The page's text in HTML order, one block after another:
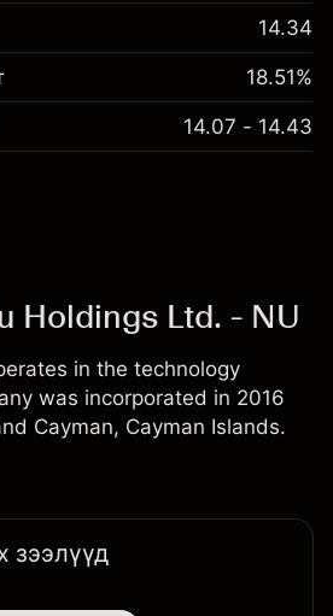
14.34
18.51%
14.07 - 14.43
Holdings Ltd. - NU
in the technology
was incorporated in 2016
Cayman, Cayman Islands.
зээлүүд